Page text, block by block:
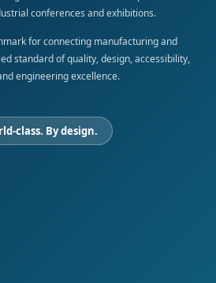
conferences and exhibitions.
for connecting manufacturing and
standard of quality, design, accessibility,
engineering excellence.
class. By design.